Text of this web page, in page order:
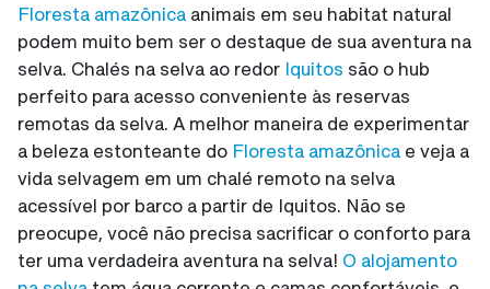
Floresta amazônica animais em seu habitat natural
podem muito bem ser o destaque de sua aventura na
selva. Chalés na selva ao redor Iquitos são o hub
perfeito para acesso conveniente às reservas
remotas da selva. A melhor maneira de experimentar
a beleza estonteante do Floresta amazônica e veja a
vida selvagem em um chalé remoto na selva
acessível por barco a partir de Iquitos. Não se
preocupe, você não precisa sacrificar o conforto para
ter uma verdadeira aventura na selva! O alojamento